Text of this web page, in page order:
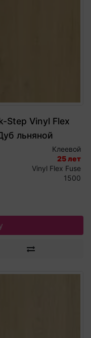
Step Vinyl Flex
льняной
Клеевой
25 лет
Vinyl Flex Fuse
1500